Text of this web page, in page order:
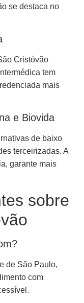
se destaca no
Cristóvão
tem
mais
e Biovida
de baixo
terceirizadas. A
garante mais
sobre
de São Paulo,
com